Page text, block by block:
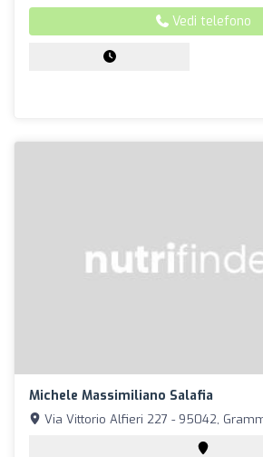
Vedi telefono
Michele Massimiliano Salafia
Via Vittorio Alfieri 227 - 95042,